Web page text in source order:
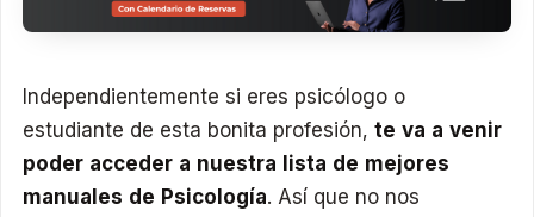
Independientemente si eres psicólogo o
estudiante de esta bonita profesión,te va a venir
poder acceder a nuestra lista de mejores
manuales de Psicología. Así que no nos